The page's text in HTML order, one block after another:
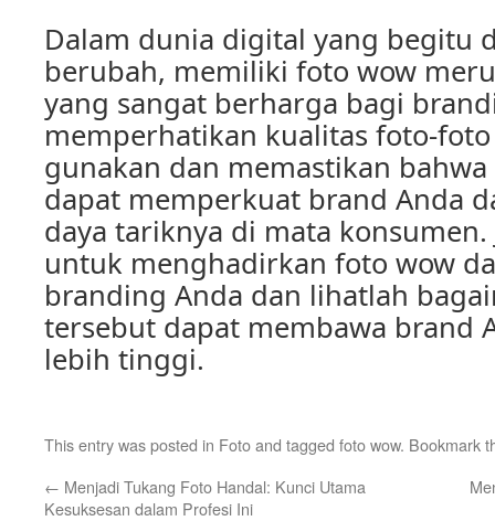
Dalam dunia digital yang begitu
berubah, memiliki foto wow
yang sangat berharga bagi
memperhatikan kualitas foto-
gunakan dan memastikan
dapat memperkuat brand Anda
daya tariknya di mata
untuk menghadirkan foto wow
branding Anda dan lihatlah
tersebut dapat membawa brand
lebih tinggi.
This entry was posted in Fotoand tagged foto wow. Bookmark
← Menjadi Tukang Foto Handal: Kunci Utama
Kesuksesan dalam Profesi Ini